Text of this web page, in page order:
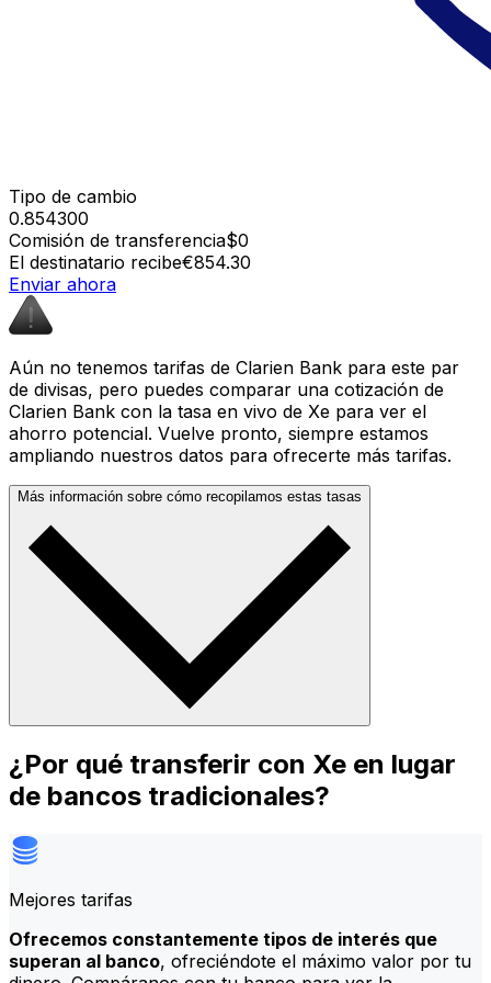
Tipo de cambio
0.854300
Comisión de transferencia$0
El destinatario recibe€854.30
Enviar ahora
Aún no tenemos tarifas de Clarien Bank para este par
de divisas, pero puedes comparar una cotización de
Clarien Bank con la tasa en vivo de Xe para ver el
ahorro potencial. Vuelve pronto, siempre estamos
ampliando nuestros datos para ofrecerte más tarifas.
Más información sobre cómo recopilamos estas tasas
¿Por qué transferir con Xe en lugar
de bancos tradicionales?
Mejores tarifas
Ofrecemos constantemente tipos de interés que
superan al banco, ofreciéndote el máximo valor por tu